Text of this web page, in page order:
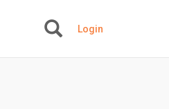
Login